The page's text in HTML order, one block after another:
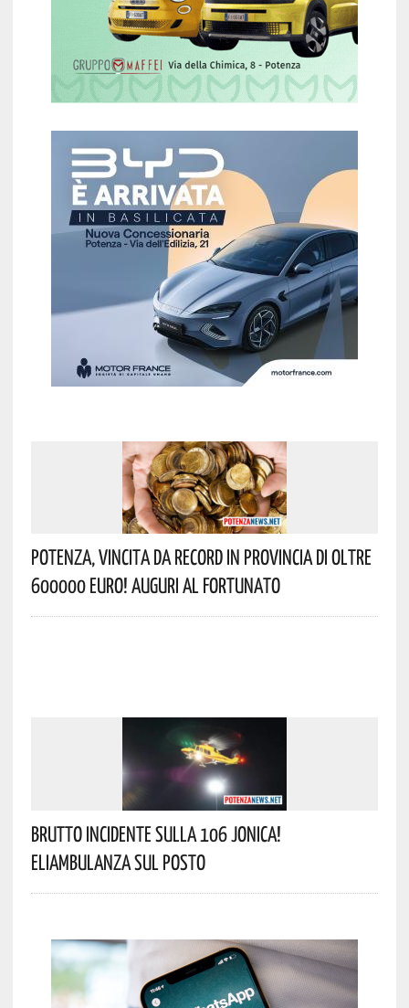
Potenza, Vincita Da Record In Provincia Di Oltre
600000 Euro! Auguri Al Fortunato
Brutto Incidente Sulla 106 Jonica!
Eliambulanza Sul Posto